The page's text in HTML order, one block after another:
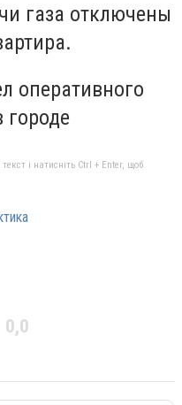
газа отключены
оперативного
городе
і натисніть Ctrl + Enter, щоб
0,0